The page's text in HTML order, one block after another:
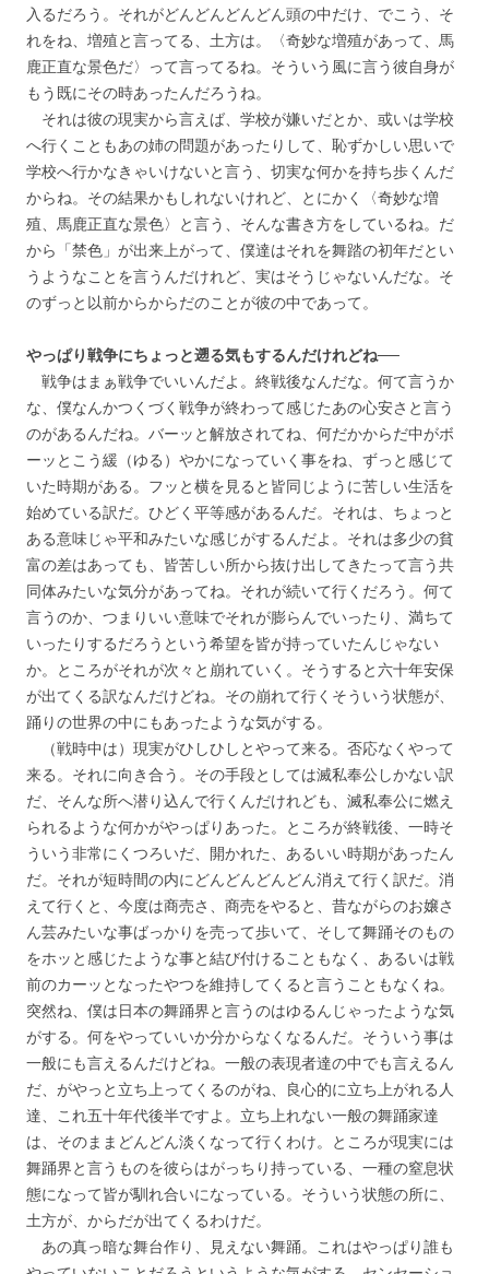
入るだろう。それがどんどんどんどん頭の中だけ、でこう、そ
れをね、増殖と言ってる、土方は。〈奇妙な増殖があって、馬
鹿正直な景色だ〉って言ってるね。そういう風に言う彼自身が
もう既にその時あったんだろうね。
それは彼の現実から言えば、学校が嫌いだとか、或いは学校
へ行くこともあの姉の問題があったりして、恥ずかしい思いで
学校へ行かなきゃいけないと言う、切実な何かを持ち歩くんだ
からね。その結果かもしれないけれど、とにかく〈奇妙な増
殖、馬鹿正直な景色〉と言う、そんな書き方をしているね。だ
から「禁色」が出来上がって、僕達はそれを舞踏の初年だとい
うようなことを言うんだけれど、実はそうじゃないんだな。そ
のずっと以前からからだのことが彼の中であって。
やっぱり戦争にちょっと遡る気もするんだけれどね──
戦争はまぁ戦争でいいんだよ。終戦後なんだな。何て言うか
な、僕なんかつくづく戦争が終わって感じたあの心安さと言う
のがあるんだね。バーッと解放されてね、何だかからだ中がボ
ーッとこう緩（ゆる）やかになっていく事をね、ずっと感じて
いた時期がある。フッと横を見ると皆同じように苦しい生活を
始めている訳だ。ひどく平等感があるんだ。それは、ちょっと
ある意味じゃ平和みたいな感じがするんだよ。それは多少の貧
富の差はあっても、皆苦しい所から抜け出してきたって言う共
同体みたいな気分があってね。それが続いて行くだろう。何て
言うのか、つまりいい意味でそれが膨らんでいったり、満ちて
いったりするだろうという希望を皆が持っていたんじゃない
か。ところがそれが次々と崩れていく。そうすると六十年安保
が出てくる訳なんだけどね。その崩れて行くそういう状態が、
踊りの世界の中にもあったような気がする。
（戦時中は）現実がひしひしとやって来る。否応なくやって
来る。それに向き合う。その手段としては滅私奉公しかない訳
だ、そんな所へ潜り込んで行くんだけれども、滅私奉公に燃え
られるような何かがやっぱりあった。ところが終戦後、一時そ
ういう非常にくつろいだ、開かれた、あるいい時期があったん
だ。それが短時間の内にどんどんどんどん消えて行く訳だ。消
えて行くと、今度は商売さ、商売をやると、昔ながらのお嬢さ
ん芸みたいな事ばっかりを売って歩いて、そして舞踊そのもの
をホッと感じたような事と結び付けることもなく、あるいは戦
前のカーッとなったやつを維持してくると言うこともなくね。
突然ね、僕は日本の舞踊界と言うのはゆるんじゃったような気
がする。何をやっていいか分からなくなるんだ。そういう事は
一般にも言えるんだけどね。一般の表現者達の中でも言えるん
だ、がやっと立ち上ってくるのがね、良心的に立ち上がれる人
達、これ五十年代後半ですよ。立ち上れない一般の舞踊家達
は、そのままどんどん淡くなって行くわけ。ところが現実には
舞踊界と言うものを彼らはがっちり持っている、一種の窒息状
態になって皆が馴れ合いになっている。そういう状態の所に、
土方が、からだが出てくるわけだ。
あの真っ暗な舞台作り、見えない舞踊。これはやっぱり誰も